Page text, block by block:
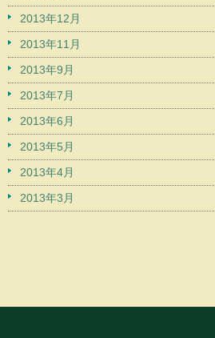
2013年12月
2013年11月
2013年9月
2013年7月
2013年6月
2013年5月
2013年4月
2013年3月